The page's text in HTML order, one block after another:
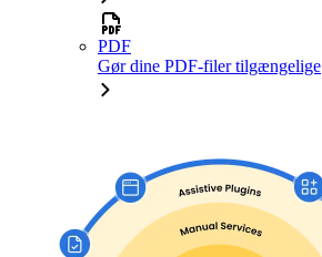
PDF
Gør dine PDF-filer tilgængelige